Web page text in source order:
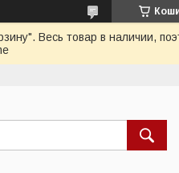
Весь товар в наличии,